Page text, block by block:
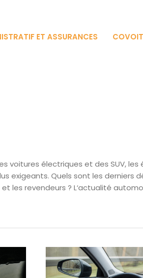
ET ASSURANCES
voitures électriques et des SUV, les
exigeants. Quels sont les derniers
les revendeurs ? L‘actualité